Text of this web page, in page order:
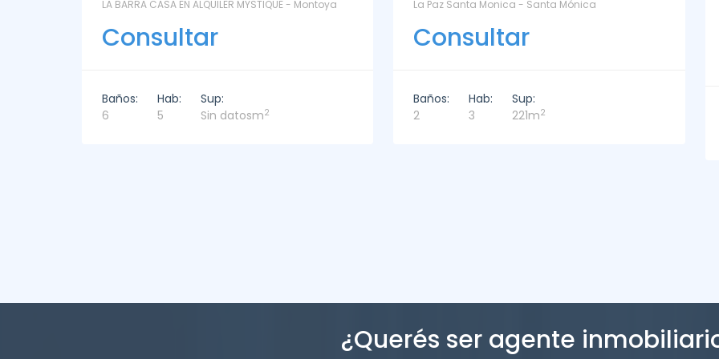
La Paz Santa Monica - Santa Mónica
Consultar
Baños:
2
Hab:
3
Sup:
221m2
DEPARTAMENTO EN ALQUILER - DELAMAR 209 - La
Consultar
Baños:
Hab:
Sup:
¿Querés ser agente